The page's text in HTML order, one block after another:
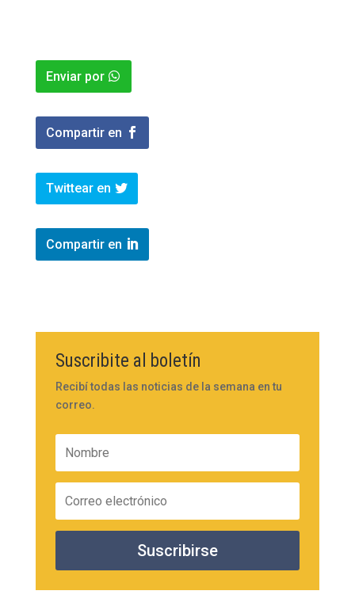
Enviar por
Compartir en
Twittear en
Compartir en
Suscribite al boletín
Recibí todas las noticias de la semana en tu
correo.
Suscribirse